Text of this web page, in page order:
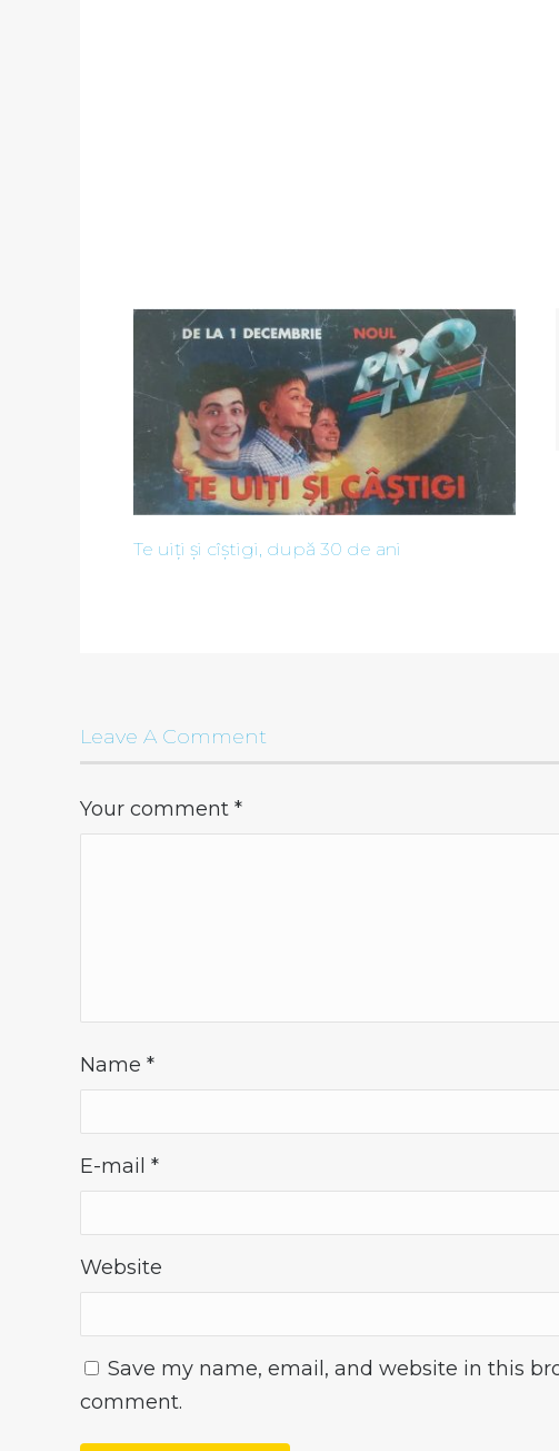
Te uiți și cîștigi, după 30 de ani
Leave A Comment
Your comment *
Name *
E-mail *
Website
Save my name, email, and website in this
comment.